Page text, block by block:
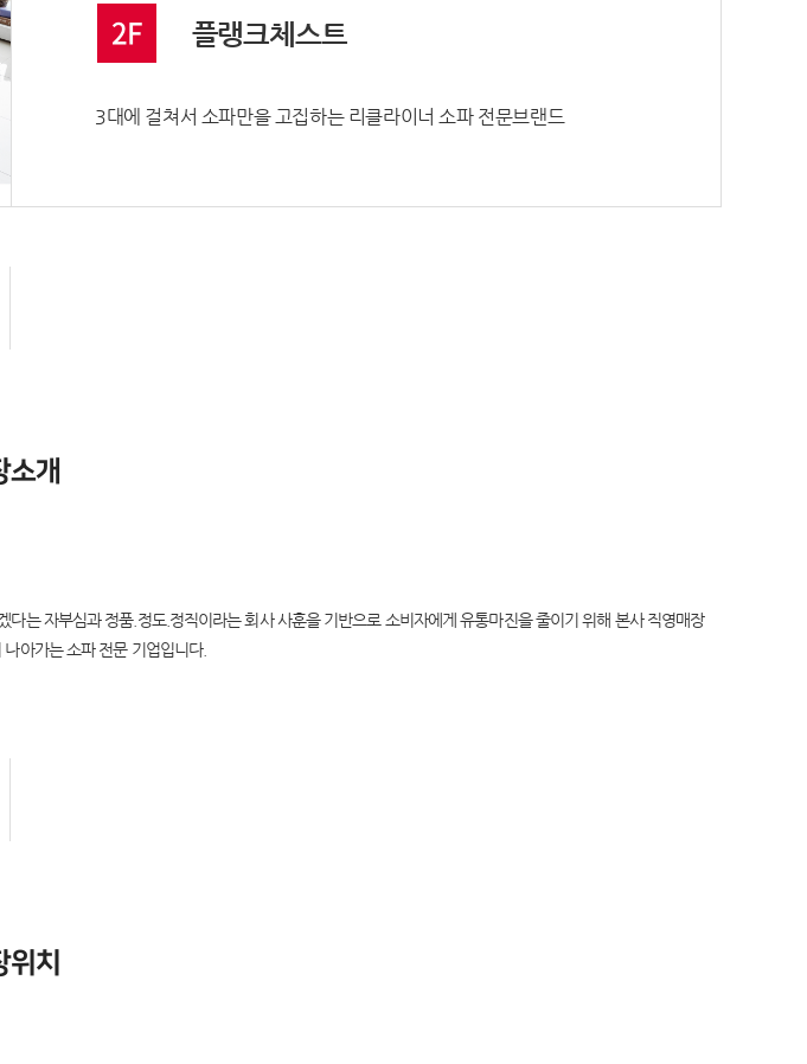
2F 플랭크체스트
3대에 걸쳐서 소파만을 고집하는 리클라이너 소파 전문브랜드
소개
는 자부심과 정품.정도.정직이라는 회사 사훈을 기반으로 소비자에게 유통마진을 줄이기 위해 본사 직영매장
아가는 소파 전문 기업입니다.
위치